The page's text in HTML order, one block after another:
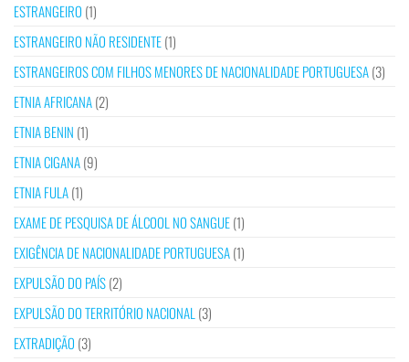
ESTRANGEIRO (1)
ESTRANGEIRO NÃO RESIDENTE(1)
ESTRANGEIROS COM FILHOS MENORES DE NACIONALIDADE PORTUGUESA(3)
ETNIA AFRICANA(2)
ETNIA BENIN (1)
ETNIA CIGANA(9)
ETNIA FULA(1)
EXAME DE PESQUISA DE ÁLCOOL NO SANGUE(1)
EXIGÊNCIA DE NACIONALIDADE PORTUGUESA(1)
EXPULSÃO DO PAÍS(2)
EXPULSÃO DO TERRITÓRIO NACIONAL (3)
EXTRADIÇÃO (3)